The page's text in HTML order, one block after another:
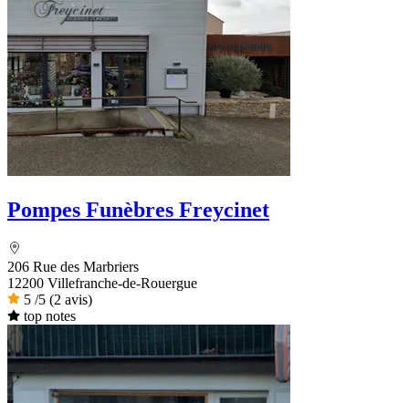
Pompes Funèbres Freycinet
206 Rue des Marbriers
12200 Villefranche-de-Rouergue
5 /5 (2 avis)
top notes